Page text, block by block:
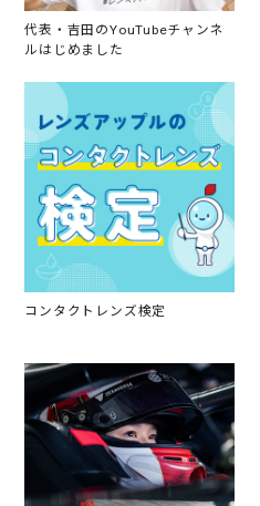
代表・吉田のYouTubeチャンネ
ルはじめました
コンタクトレンズ検定